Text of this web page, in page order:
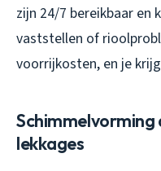
zijn 24/7 bereikbaar en
vaststellen of
voorrijkosten, en je
lekkages